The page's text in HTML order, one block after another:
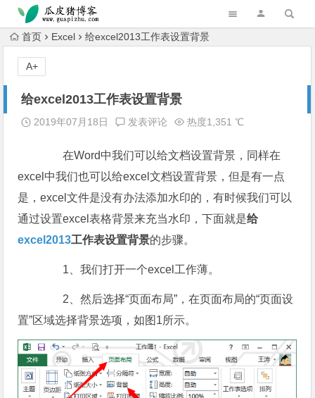
跳转到主内容
首页 Excel 给excel2013工作表设置背景
给excel2013工作表设置背景
2019年07月18日 发表评论 热度1,351 ℃
在Word中我们可以给文档设置背景，同样在
excel中我们也可以给excel文档设置背景，但是有一点
是，excel文件是没有办法添加水印的，有时候我们可以
通过设置excel表格背景来充当水印，下面就是给
excel2013工作表设置背景的步骤。
1、我们打开一个excel工作薄。
2、然后选择“页面布局”，在页面布局的“页面设
置”区域选择背景选项，如图1所示。
A+